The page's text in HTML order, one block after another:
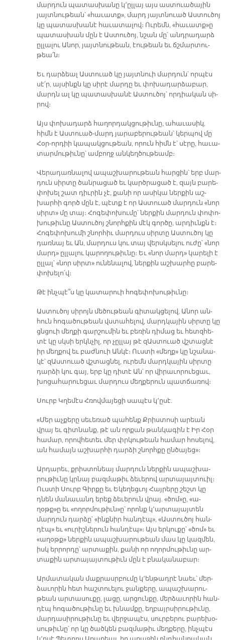
մար­դուն պա­տաս­խա­նը կ՚ըլ­լայ այս աս­տուա­ծա­յին
յայտ­նու­թեան՝ «հա­ւատք», մարդ յայտ­նուած Աս­տու­ծոյ
կը պա­տաս­խա­նէ հա­ւա­տա­լով։ Ու­րեմն, «հա­ւատք»ը
պա­տաս­խան մըն է Աս­տու­ծոյ, նշան մը՝ անդ­րա­դարձ
ըլ­լա­լու Ա­նոր, յայտ­նու­թեան, էու­թեան եւ ճշմար­տու­
թեա՛ն։
Եւ դար­ձեալ Աս­տուած կը յայտ­նուի մար­դուն՝ որ­պէս
սէ՛ր, այ­սինքն կը սի­րէ մար­դը եւ փո­խա­դար­ձա­բար,
մարդն ալ կը պա­տաս­խա­նէ Աս­տու­ծոյ՝ որ­դիա­կան սի­
րով։
Այս փո­խա­դարձ հա­ղոր­դակ­ցու­թիւ­նը, ա­հա­ւա­սիկ,
հիմն է Աս­տուած-մարդ յա­րա­բե­րու­թեան՝ կեր­պով մը
Հօր-որ­դիի կա­պակ­ցու­թեան, ո­րուն հիմն է՝ սէ­րը, հա­ւա­
տար­մու­թիւ­նը՝ ամ­բողջ ան­կեղ­ծու­թեամբ։
Վե­րա­դառ­նա­լով ա­պաշ­խա­րու­թեան հար­ցին՝ երբ մար­
դուն սիր­տը ծան­րա­ցած եւ կարծ­րա­ցած է, զայն բա­րե­
փո­խել շատ դիւ­րին չէ, քա­նի որ ա­սի­կա ներ­քին աշ­
խար­հի գործ մըն է, պէտք է որ Աս­տուած մար­դուն «նոր
սիրտ» մը տայ։ Հո­գե­փո­խու­մը՝ ներ­քին մար­դուն փո­փո­
խու­թիւ­նը Աս­տու­ծոյ շնորհ­քին մէկ գոր­ծը, ար­դիւնքն է։
Հո­գե­փո­խու­մի շնոր­հիւ մար­դուս սիր­տը Աս­տու­ծոյ կը
դառ­նայ եւ Ան, մար­դուս կու տայ վերսկ­սե­լու ու­ժը՝ «նոր
մարդ» ըլ­լա­լու կա­րո­ղու­թիւ­նը։ Եւ «նոր մարդ» կա­րե­լի է
ըլ­լալ՝ «նոր սիրտ» ու­նե­նա­լով, ներ­քին աշ­խար­հը բա­րե­
փո­խե­լո՛վ։
Թէ ինչ­պէ՞ս կը կա­տա­րուի հո­գե­փո­խու­թիւ­նը։
Աս­տու­ծոյ սի­րոյն մե­ծու­թեան գի­տակ­ցե­լով, Ա­նոր ան­
հուն հո­գա­ծու­թեան վստա­հե­լով, մարդ­կա­յին սիր­տը կը
ցնցուի մեղ­քի գար­շու­մին եւ բե­ռին դի­մաց եւ հետզ­հե­
տէ կը սկսի երկն­չիլ, որ չըլ­լայ թէ զԱս­տուած վշտաց­նէ
իր մեղ­քով եւ բաժ­նուի Ան­կէ։ Ուս­տի «մեղք» կը նշա­նա­
կէ՝ զԱս­տուած վշտաց­նել, ու­րեմն մարդ­կա­յին սիր­տը
դար­ձի կու գայ, երբ կը դի­տէ Ան՝ որ վի­րա­ւո­րուե­ցաւ,
խո­ցա­հա­րուե­ցաւ մար­դուս մեղ­քե­րուն պատ­ճա­ռով։
Սուրբ Կղե­մէս Հռով­մա­յե­ցի սա­պէս կ՚ը­սէ.
«Մեր աչ­քե­րը սե­ւե­ռած պա­հենք Քրիս­տո­սի ա­րեան
վրայ եւ գիտ­նանք, թէ ան որ­քան թան­կա­գին է Իր Հօր
հա­մար, ո­րով­հե­տեւ մեր փրկու­թեան հա­մար հո­սե­լով,
ան հա­մայն աշ­խար­հի դար­ձի շնորհ­քը ըն­ծա­յեց»։­
Ար­դա­րեւ, քրիս­տո­նեայ մար­դուն ներ­քին ա­պաշ­խա­
րու­թիւ­նը կրնայ բազ­մա­թիւ ձե­ւե­րով ար­տա­յայ­տուիլ։
Ուս­տի Սուրբ Գիր­քը եւ Ե­կե­ղեց­ւոյ Հայ­րե­րը շեշտ կը
դնեն մա­նա­ւանդ ե­րեք ձե­ւե­րուն վրայ. «ծոմ»ը, «ա­
ղօթք»ը եւ «ո­ղոր­մու­թիւն»ը՝ ո­րոնք կ՚ար­տա­յայ­տեն
մար­դուն դար­ձը՝ «ինք­նիր հան­դէպ», «Աս­տու­ծոյ հան­
դէպ» եւ «ու­րիշ­նե­րուն հան­դէպ»։ Այս եր­կու­քը՝ «ծոմ» եւ
«ա­ղօթք» ներ­քին ա­պաշ­խա­րու­թեան մաս կը կազ­մեն,
իսկ եր­րոր­դը՝ ար­տա­քին, քա­նի որ ո­ղոր­մու­թիւ­նը ար­
տա­քին ար­տա­յայ­տու­թիւն մըն է բնա­կա­նա­բար։
Ար­մա­տա­կան մաք­րասր­բու­մը կ՚են­թադ­րէ նաեւ՝ մեր­
ձա­ւո­րին հետ հաշ­տուե­լու ջան­քե­րը, ա­պաշ­խա­րու­
թեան ար­տա­սու­քը, լա­ցը, ար­ցուն­քը, մեր­ձա­ւո­րին հան­
դէպ հո­գա­ծու­թիւ­նը եւ խնամ­քը, եղ­բայր­սի­րու­թիւ­նը,
մար­դա­սի­րու­թիւ­նը եւ վեր­ջա­պէս, սուր­բե­րու բա­րե­խօ­
սու­թիւ­նը՝ որ կը ծած­կեն բազ­մա­թիւ մեղ­քե­րը, ինչ­պէս